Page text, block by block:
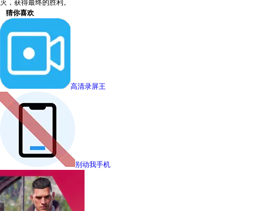
灭，获得最终的胜利。
猜你喜欢
高清录屏王
别动我手机